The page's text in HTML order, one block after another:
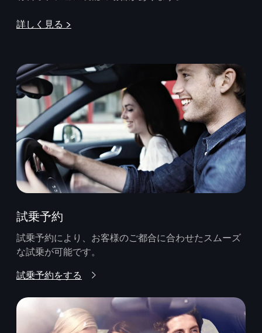
詳しく見る >
試乗予約
試乗予約により、お客様のご都合に合わせたスムーズ
な試乗が可能です。
試乗予約をする